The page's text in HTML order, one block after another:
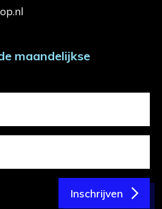
maandelijkse
Inschrijven